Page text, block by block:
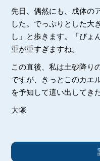
先日、偶然にも、成体の
した。でっぷりとした大
し」と歩きます。「ぴょ
重が重すぎますね。
この直後、私は土砂降り
ですが、きっとこのカエ
を予知して這い出してき
大塚